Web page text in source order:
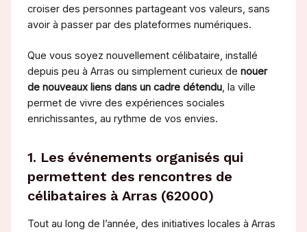
croiser des personnes partageant vos valeurs, sans
avoir à passer par des plateformes numériques.
Que vous soyez nouvellement célibataire, installé
depuis peu à Arras ou simplement curieux de nouer
de nouveaux liens dans un cadre détendu, la ville
permet de vivre des expériences sociales
enrichissantes, au rythme de vos envies.
1. Les événements organisés qui
permettent des rencontres de
célibataires à Arras (62000)
Tout au long de l’année, des initiatives locales à Arras